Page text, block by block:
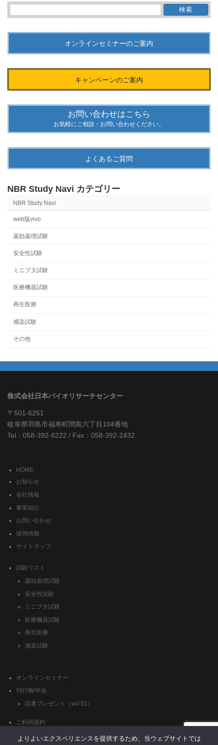
ジ
り
ー
ジ
ー
ジ
ー
ジ
ー
ジ
ー
ジ
検
索:
オンラインセミナーのご案内
キャンペーンのご案内
お問い合わせはこちら
お気軽にご相談・お問い合わせください。
よくあるご質問
NBR Study Navi カテゴリー
NBR Study Navi
web版vivo
薬効薬理試験
安全性試験
ミニブタ試験
医療機器試験
再生医療
感染試験
その他
株式会社日本バイオリサーチセンター
〒501-6251
岐阜県羽島市福寿町間島六丁目104番地
Tel：058-392-6222 / Fax：058-392-2432
HOME
お知らせ
会社情報
事業紹介
お問い合わせ
採用情報
サイトマップ
試験リスト
薬効薬理試験
安全性試験
ミニブタ試験
医療機器試験
再生医療
感染試験
オンラインセミナー
刊行物/学会
読者プレゼント（vol.51）
ご利用規約
クッキーポリシー
よりよいエクスペリエンスを提供するため、当ウェブサイトでは